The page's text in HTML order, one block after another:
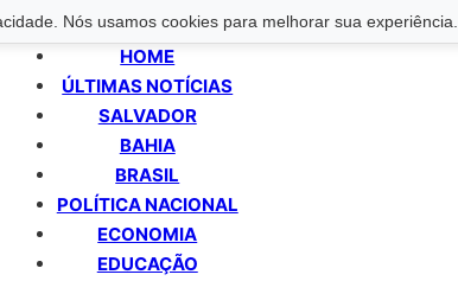
Nós usamos cookies para melhorar sua
HOME
ÚLTIMAS NOTÍCIAS
SALVADOR
BAHIA
BRASIL
POLÍTICA NACIONAL
ECONOMIA
EDUCAÇÃO